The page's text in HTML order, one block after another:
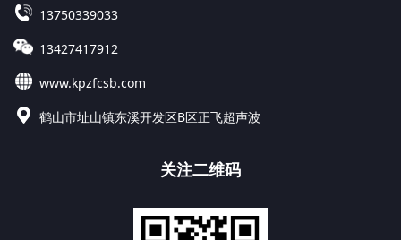
13750339033
13427417912
www.kpzfcsb.com
鹤山市址山镇东溪开发区B区正飞超声波
关注二维码